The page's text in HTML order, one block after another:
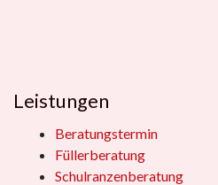
Leistungen
Beratungstermin
Füllerberatung
Schulranzenberatung